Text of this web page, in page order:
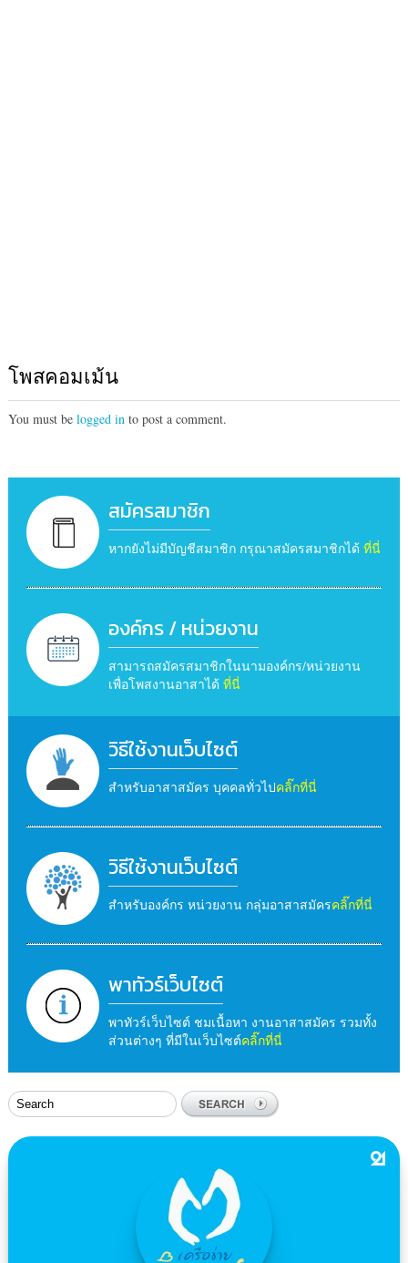
โพสคอมเม้น
You must be logged in to post a comment.
สมัครสมาชิก
หากยังไม่มีบัญชีสมาชิก กรุณาสมัครสมาชิกได้ ที่นี่
องค์กร / หน่วยงาน
สามารถสมัครสมาชิกในนามองค์กร/หน่วยงาน
เพื่อโพสงานอาสาได้ ที่นี่
วิธีใช้งานเว็บไซต์
สำหรับอาสาสมัคร บุคคลทั่วไปคลิ๊กที่นี่
วิธีใช้งานเว็บไซต์
สำหรับองค์กร หน่วยงาน กลุ่มอาสาสมัครคลิ๊กที่นี่
พาทัวร์เว็บไซต์
พาทัวร์เว็บไซต์ ชมเนื้อหา งานอาสาสมัคร รวมทั้ง
ส่วนต่างๆ ที่มีในเว็บไซต์คลิ๊กที่นี่